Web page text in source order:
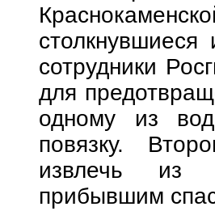
сотрудники
для
одному из
повязку.
извлечь из
прибывшим